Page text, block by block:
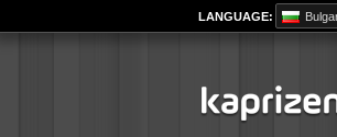
LANGUAGE: